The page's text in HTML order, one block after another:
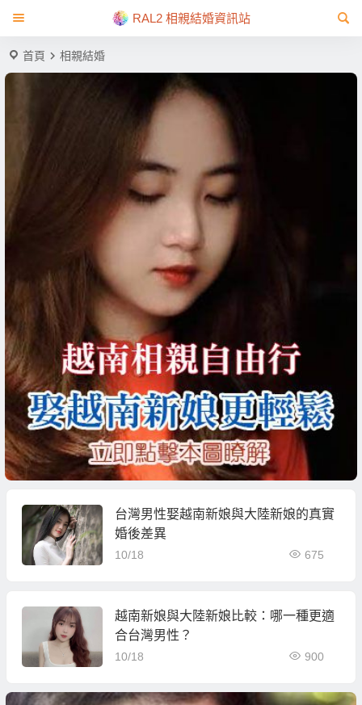
RAL2 相親結婚資訊站
首頁 相親結婚
台灣男性娶越南新娘與大陸新娘的真實
婚後差異
10/18 675
越南新娘與大陸新娘比較：哪一種更適
合台灣男性？
10/18 900